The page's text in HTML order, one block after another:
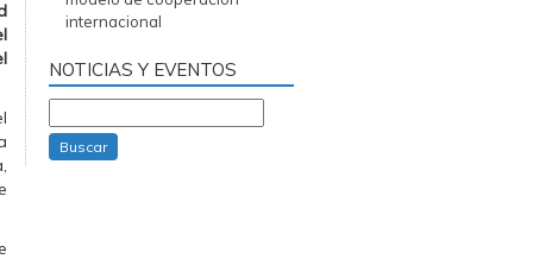
internacional
NOTICIAS Y EVENTOS
Buscar